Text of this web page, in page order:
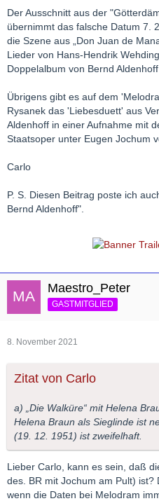
Der Ausschnitt aus der
übernimmt das falsche Datum 7.
die Szene aus „Don Juan de
Lieder von Hans-Hendrik
Doppelalbum von Bernd Aldenhoff
Übrigens gibt es auf dem
Rysanek das 'Liebesduett' aus
Aldenhoff in einer Aufnahme mit
Staatsoper unter Eugen Jochum
Carlo
P. S. Diesen Beitrag poste ich
Bernd Aldenhoff".
Maestro_Peter
GASTMITGLIED
8. November 2021
Zitat von Carlo
a) „Die Walküre“ mit Helena
Helena Braun als Sieglinde ist
(19. 12. 1951) ist zweifelhaft.
Lieber Carlo, kann es sein, daß
des. BR mit Jochum am Pult)
wenn die Daten bei Melodram